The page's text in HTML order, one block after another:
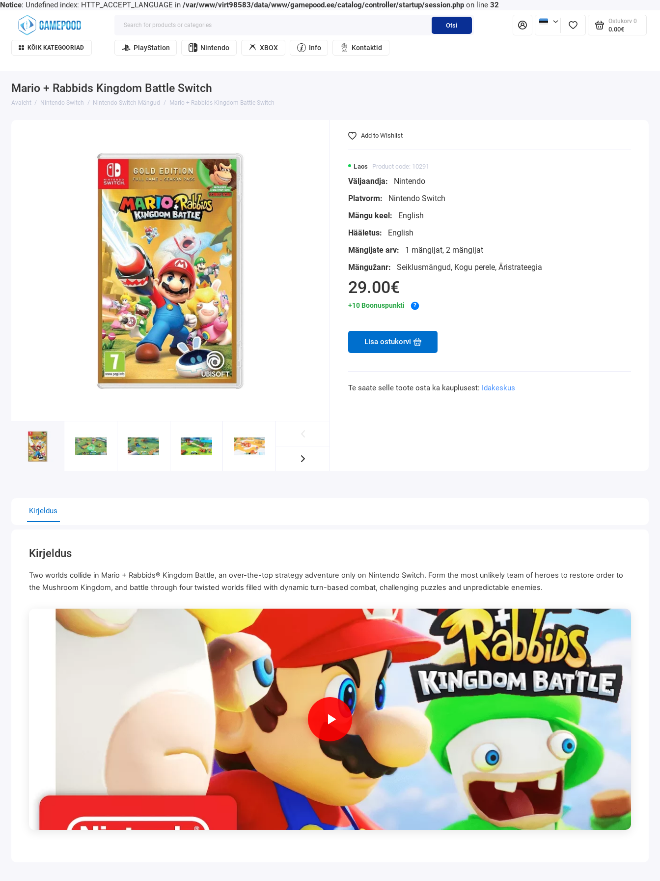
Notice: Undefined index: HTTP_ACCEPT_LANGUAGE in /var/www/virt98583/data/www/gamepood.ee/catalog/controller/startup/session.php on line 32
Otsi
Ostukorv 0
0.00€
KÕIK KATEGOORIAD PlayStation Nintendo XBOX Info Kontaktid
Mario + Rabbids Kingdom Battle Switch
Avaleht Nintendo Switch Nintendo Switch Mängud Mario + Rabbids Kingdom Battle Switch
Laos Product code: 10291
Väljaandja:
Nintendo
Platvorm:
Nintendo Switch
Mängu keel:
English
Hääletus:
English
Mängijate arv:
1 mängijat, 2 mängijat
Mängužanr:
Seiklusmängud, Kogu perele, Äristrateegia
29.00€
+10 Boonuspunkti ?
Lisa ostukorvi
Add to Wishlist
Te saate selle toote osta ka kauplusest: Idakeskus
Kirjeldus
Kirjeldus
Two worlds collide in Mario + Rabbids® Kingdom Battle, an over-the-top strategy adventure only on Nintendo Switch. Form the most unlikely team of heroes to restore order to
the Mushroom Kingdom, and battle through four twisted worlds filled with dynamic turn-based combat, challenging puzzles and unpredictable enemies.